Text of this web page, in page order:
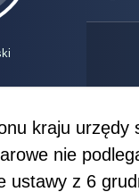
kraju urzędy
nie
ustawy z 6